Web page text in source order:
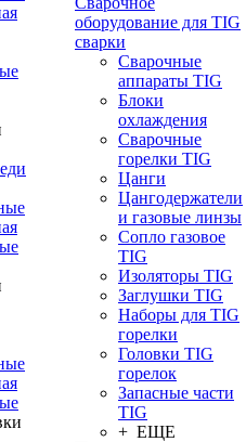
оборудование для TIG
сварки
Сварочные
аппараты TIG
Блоки
охлаждения
Сварочные
горелки TIG
Цанги
Цангодержатели
и газовые линзы
Сопло газовое
TIG
Изоляторы TIG
Заглушки TIG
Наборы для TIG
горелки
Головки TIG
горелок
Запасные части
TIG
+ ЕЩЕ